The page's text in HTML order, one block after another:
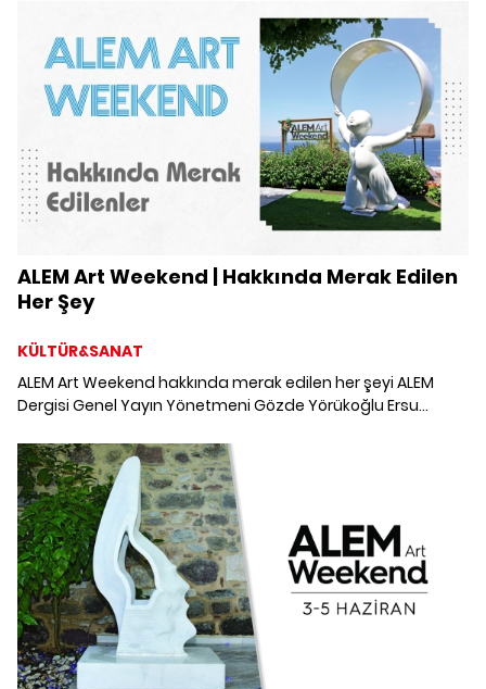
sohbet gerçekleştirdi.
ALEM Art Weekend | Hakkında Merak Edilen
Her Şey
KÜLTÜR&SANAT
ALEM Art Weekend hakkında merak edilen her şeyi ALEM
Dergisi Genel Yayın Yönetmeni Gözde Yörükoğlu Ersu